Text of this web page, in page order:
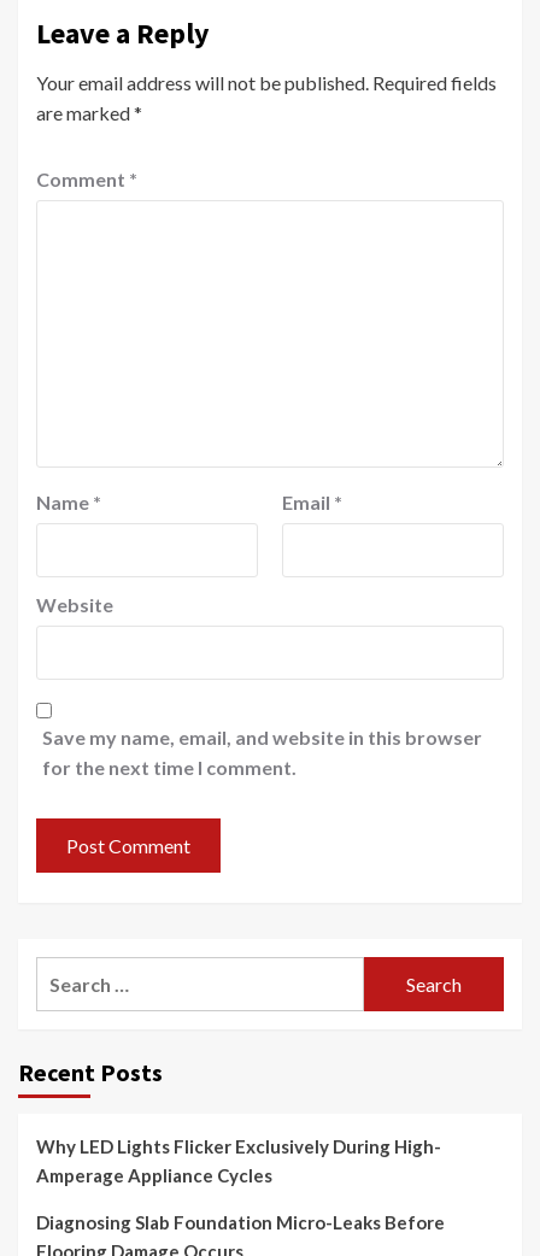
Leave a Reply
Your email address will not be published. Required fields
are marked*
Comment *
Name * Email *
Website
Save my name, email, and website in this browser
for the next time I comment.
Recent Posts
Why LED Lights Flicker Exclusively During High-
Amperage Appliance Cycles
Diagnosing Slab Foundation Micro-Leaks Before
Flooring Damage Occurs